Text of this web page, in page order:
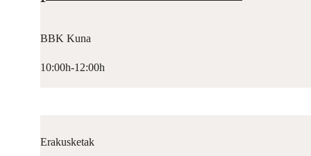
BBK Kuna
10:00h-12:00h
Erakusketak